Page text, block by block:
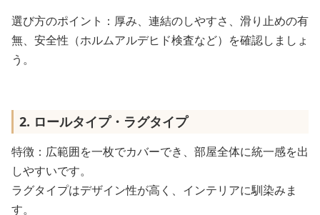
選び方のポイント：厚み、連結のしやすさ、滑り止めの有
無、安全性（ホルムアルデヒド検査など）を確認しましょ
う。
2. ロールタイプ・ラグタイプ
特徴：広範囲を一枚でカバーでき、部屋全体に統一感を出
しやすいです。
ラグタイプはデザイン性が高く、インテリアに馴染みま
す。